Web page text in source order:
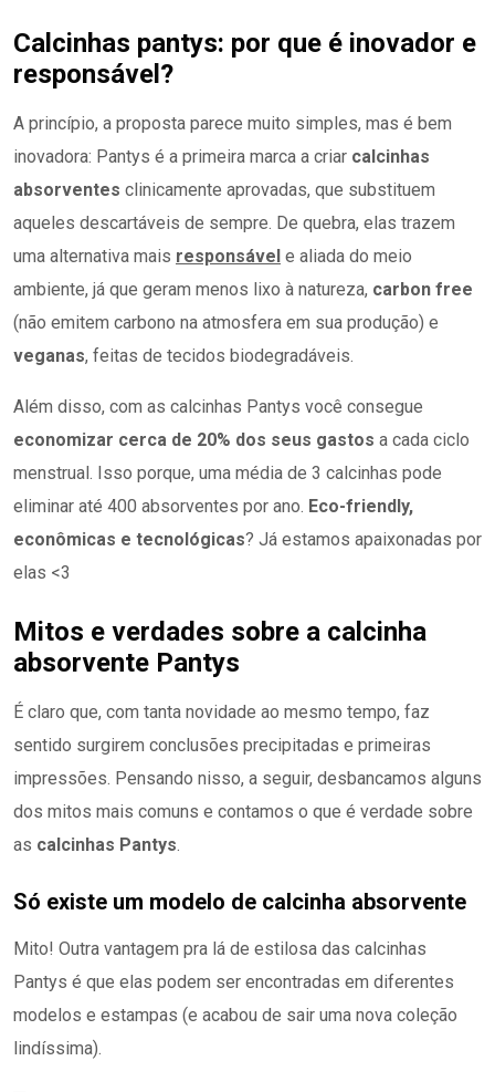
Calcinhas pantys: por que é inovador e
responsável?
A princípio, a proposta parece muito simples, mas é bem
inovadora: Pantys é a primeira marca a criar calcinhas
absorventes clinicamente aprovadas, que substituem
aqueles descartáveis de sempre. De quebra, elas trazem
uma alternativa mais responsável e aliada do meio
ambiente, já que geram menos lixo à natureza, carbon free
(não emitem carbono na atmosfera em sua produção) e
veganas, feitas de tecidos biodegradáveis.
Além disso, com as calcinhas Pantys você consegue
economizar cerca de 20% dos seus gastos a cada ciclo
menstrual. Isso porque, uma média de 3 calcinhas pode
eliminar até 400 absorventes por ano. Eco-friendly,
econômicas e tecnológicas? Já estamos apaixonadas por
elas <3
Mitos e verdades sobre a calcinha
absorvente Pantys
É claro que, com tanta novidade ao mesmo tempo, faz
sentido surgirem conclusões precipitadas e primeiras
impressões. Pensando nisso, a seguir, desbancamos alguns
dos mitos mais comuns e contamos o que é verdade sobre
as calcinhas Pantys.
Só existe um modelo de calcinha absorvente
Mito! Outra vantagem pra lá de estilosa das calcinhas
Pantys é que elas podem ser encontradas em diferentes
modelos e estampas (e acabou de sair uma nova coleção
lindíssima).